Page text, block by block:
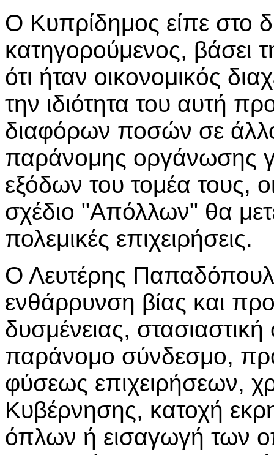
Ο Κυπρίδημος είπε στο
κατηγορούμενος, βάσει
ότι ήταν οικονομικός
την ιδιότητα του αυτή
διαφόρων ποσών σε
παράνομης οργάνωσης
εξόδων του τομέα τους,
σχέδιο "Απόλλων" θα
πολεμικές επιχειρήσεις.
Ο Λευτέρης
ενθάρρυνση βίας και
δυσμένειας,
παράνομο σύνδεσμο,
φύσεως επιχειρήσεων,
Κυβέρνησης, κατοχή
όπλων ή εισαγωγή των